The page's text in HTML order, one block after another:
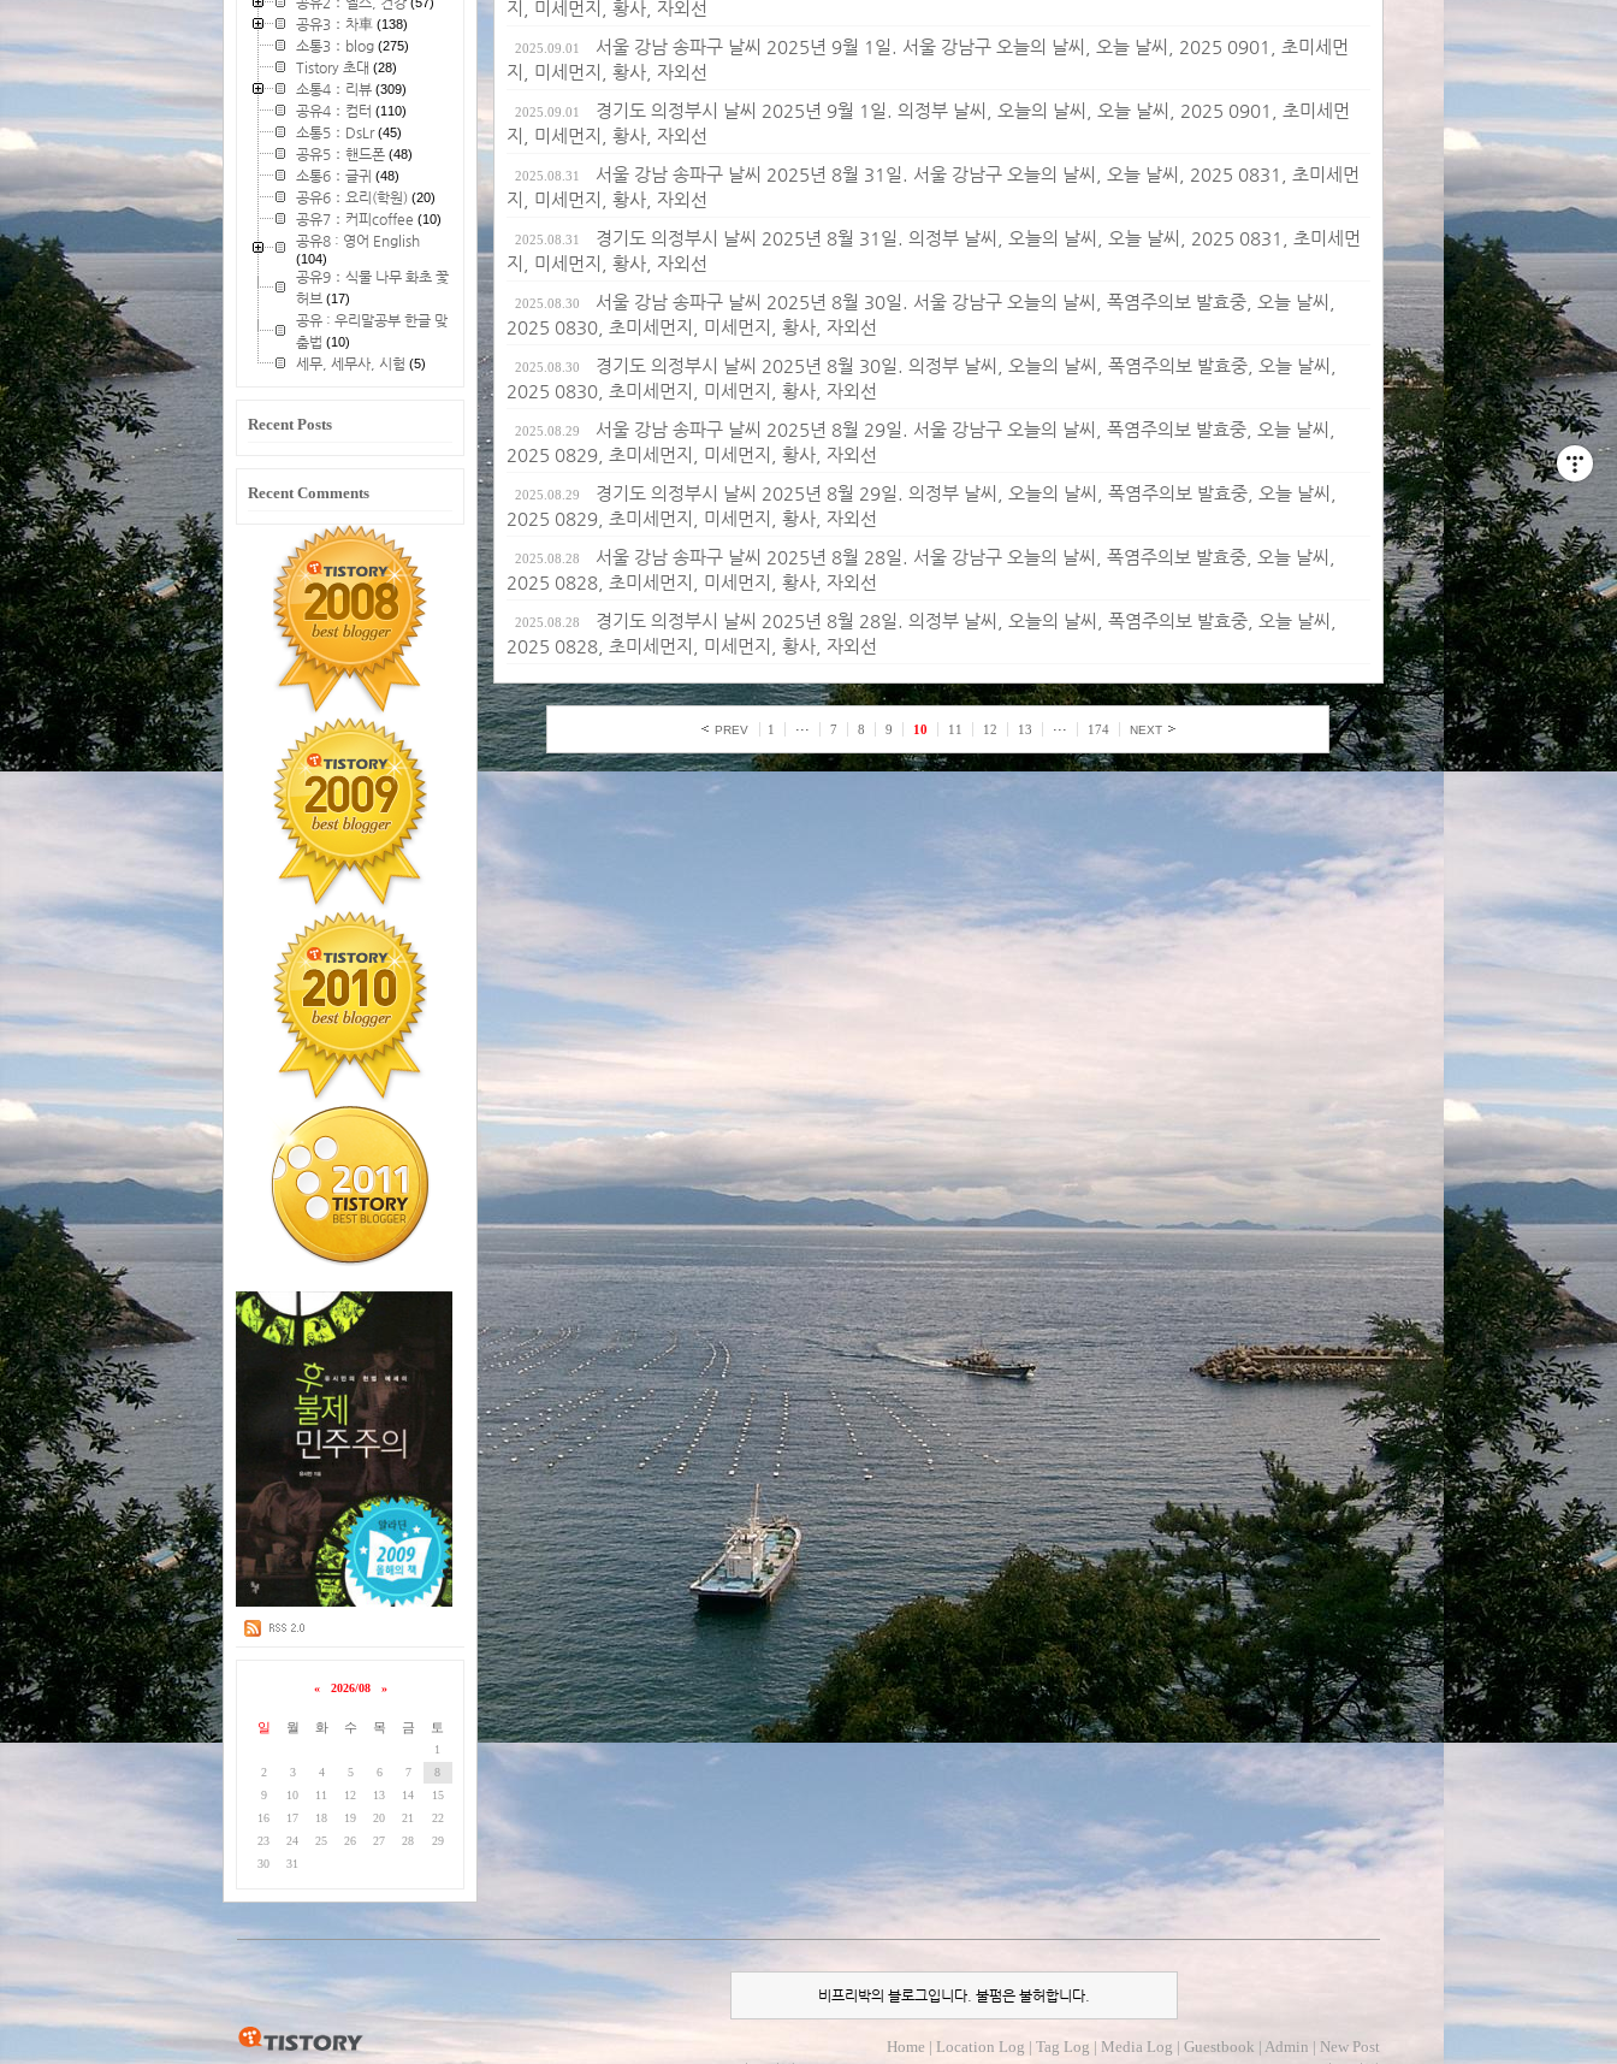
공유3：차車(138)
소통3：blog(275)
Tistory 초대 (28)
소통4：리뷰(309)
공유4：컴터 (110)
소통5：DsLr(45)
공유5：핸드폰(48)
소통6：글귀 (48)
공유6：요리(학원)(20)
공유7：커피coffee (10)
공유8 : 영어 English
(104)
공유9：식물 나무 화초 꽃
허브 (17)
공유 : 우리말공부 한글 맞
춤법 (10)
세무, 세무사, 시험 (5)
Recent Posts
Recent Comments
« 2026/08 »
일 월 화 수 목 금 토
1
2
3 4 5 6 7
8
9
10 11 12 13 14
15
16
17 18 19 20 21
22
23
24 25 26 27 28
29
30
31
지, 미세먼지, 황사, 자외선
2025.09.01 서울 강남 송파구 날씨 2025년 9월 1일. 서울 강남구 오늘의 날씨, 오늘 날씨, 2025 0901, 초미세먼
지, 미세먼지, 황사, 자외선
2025.09.01 경기도 의정부시 날씨 2025년 9월 1일. 의정부 날씨, 오늘의 날씨, 오늘 날씨, 2025 0901, 초미세먼
지, 미세먼지, 황사, 자외선
2025.08.31 서울 강남 송파구 날씨 2025년 8월 31일. 서울 강남구 오늘의 날씨, 오늘 날씨, 2025 0831, 초미세먼
지, 미세먼지, 황사, 자외선
2025.08.31 경기도 의정부시 날씨 2025년 8월 31일. 의정부 날씨, 오늘의 날씨, 오늘 날씨, 2025 0831, 초미세먼
지, 미세먼지, 황사, 자외선
2025.08.30 서울 강남 송파구 날씨 2025년 8월 30일. 서울 강남구 오늘의 날씨, 폭염주의보 발효중, 오늘 날씨,
2025 0830, 초미세먼지, 미세먼지, 황사, 자외선
2025.08.30 경기도 의정부시 날씨 2025년 8월 30일. 의정부 날씨, 오늘의 날씨, 폭염주의보 발효중, 오늘 날씨,
2025 0830, 초미세먼지, 미세먼지, 황사, 자외선
2025.08.29 서울 강남 송파구 날씨 2025년 8월 29일. 서울 강남구 오늘의 날씨, 폭염주의보 발효중, 오늘 날씨,
2025 0829, 초미세먼지, 미세먼지, 황사, 자외선
2025.08.29 경기도 의정부시 날씨 2025년 8월 29일. 의정부 날씨, 오늘의 날씨, 폭염주의보 발효중, 오늘 날씨,
2025 0829, 초미세먼지, 미세먼지, 황사, 자외선
2025.08.28 서울 강남 송파구 날씨 2025년 8월 28일. 서울 강남구 오늘의 날씨, 폭염주의보 발효중, 오늘 날씨,
2025 0828, 초미세먼지, 미세먼지, 황사, 자외선
2025.08.28 경기도 의정부시 날씨 2025년 8월 28일. 의정부 날씨, 오늘의 날씨, 폭염주의보 발효중, 오늘 날씨,
2025 0828, 초미세먼지, 미세먼지, 황사, 자외선
PREV 1 ··· 7 8 9 10 11 12 13 ··· 174 NEXT
비프리박의 블로그입니다. 불펌은 불허합니다.
Home | Location Log | Tag Log | Media Log | Guestbook | Admin | New Post